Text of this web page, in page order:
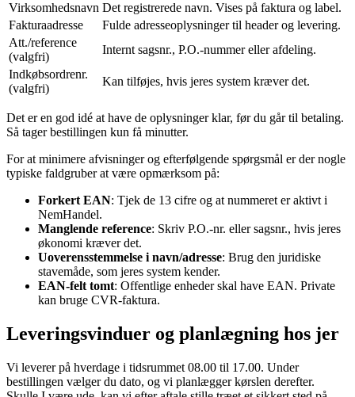
Virksomhedsnavn Det registrerede navn. Vises på faktura og label.
Fakturaadresse
Fulde adresseoplysninger til header og levering.
Att./reference
(valgfri)
Internt sagsnr., P.O.-nummer eller afdeling.
Indkøbsordrenr.
(valgfri)
Kan tilføjes, hvis jeres system kræver det.
Det er en god idé at have de oplysninger klar, før du går til betaling.
Så tager bestillingen kun få minutter.
For at minimere afvisninger og efterfølgende spørgsmål er der nogle
typiske faldgruber at være opmærksom på:
Forkert EAN: Tjek de 13 cifre og at nummeret er aktivt i
NemHandel.
Manglende reference: Skriv P.O.-nr. eller sagsnr., hvis jeres
økonomi kræver det.
Uoverensstemmelse i navn/adresse: Brug den juridiske
stavemåde, som jeres system kender.
EAN-felt tomt: Offentlige enheder skal have EAN. Private
kan bruge CVR-faktura.
Leveringsvinduer og planlægning hos jer
Vi leverer på hverdage i tidsrummet 08.00 til 17.00. Under
bestillingen vælger du dato, og vi planlægger kørslen derefter.